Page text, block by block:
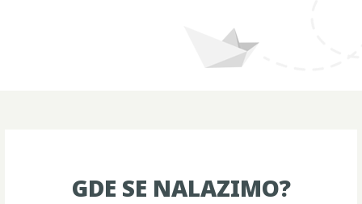
GDE SE NALAZIMO?